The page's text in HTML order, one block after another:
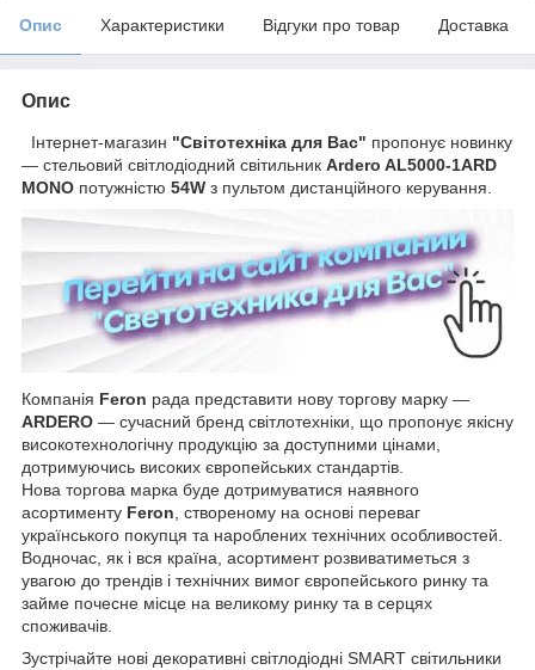
Опис Характеристики Відгуки про товар Доставка
Опис
Інтернет-магазин "Світотехніка для Вас" пропонує новинку
— стельовий світлодіодний світильник Ardero AL5000-1ARD
MONO потужністю 54W з пультом дистанційного керування.
Компанія Feron рада представити нову торгову марку —
ARDERO — сучасний бренд світлотехніки, що пропонує якісну
високотехнологічну продукцію за доступними цінами,
дотримуючись високих європейських стандартів.
Нова торгова марка буде дотримуватися наявного
асортименту Feron , створеному на основі переваг
українського покупця та нароблених технічних особливостей.
Водночас, як і вся країна, асортимент розвиватиметься з
увагою до трендів і технічних вимог європейського ринку та
займе почесне місце на великому ринку та в серцях
споживачів.
Зустрічайте нові декоративні світлодіодні SMART світильники